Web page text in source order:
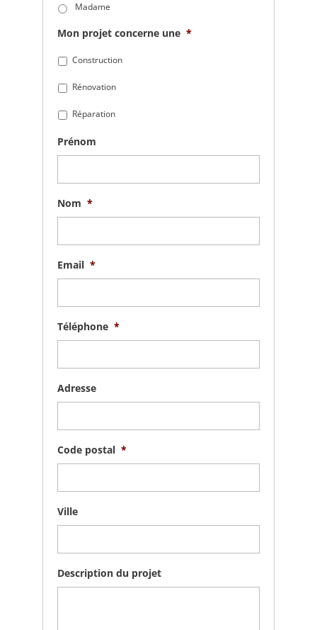
Madame
Mon projet concerne une *
Construction
Rénovation
Réparation
Prénom
Nom *
Email *
Téléphone *
Adresse
Code postal *
Ville
Description du projet